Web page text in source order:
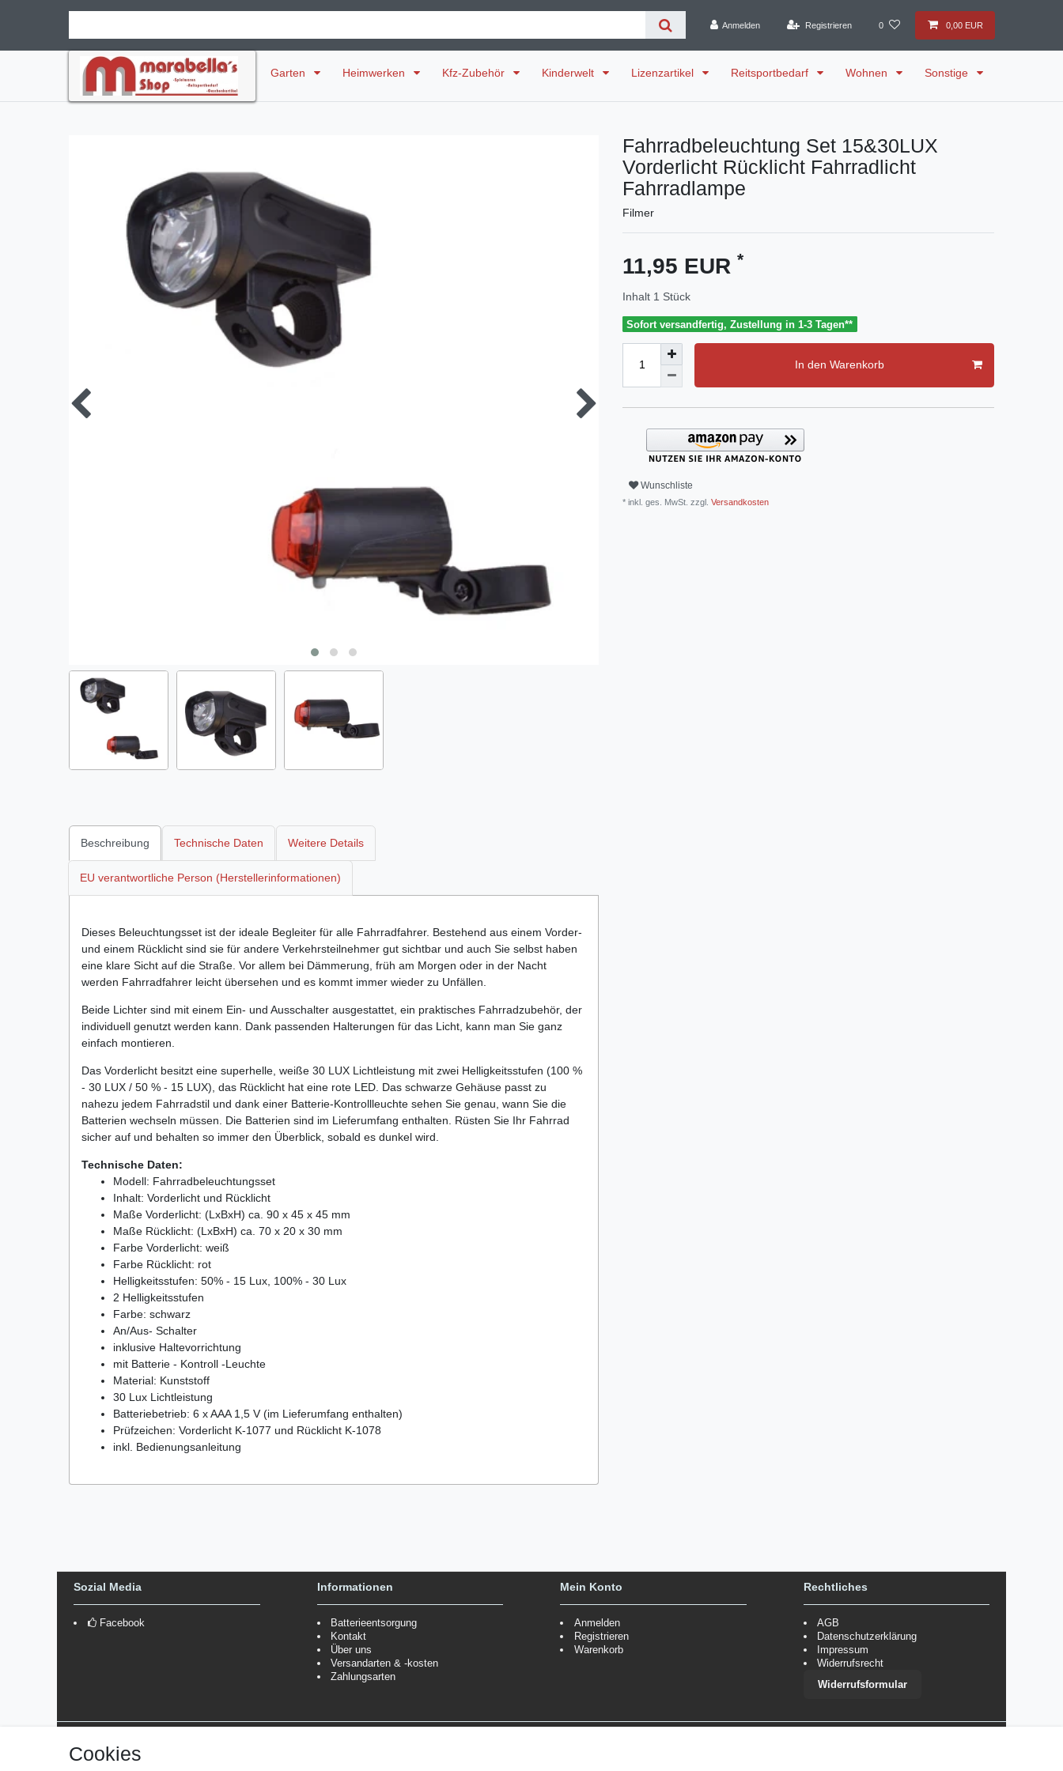
Anmelden Registrieren 0 0,00 EUR
Garten Heimwerken Kfz-Zubehör Kinderwelt Lizenzartikel Reitsportbedarf Wohnen Sonstige
Fahrradbeleuchtung Set 15&30LUX
Vorderlicht Rücklicht Fahrradlicht
Fahrradlampe
Filmer
11,95 EUR *
Inhalt 1 Stück
Sofort versandfertig, Zustellung in 1-3 Tagen**
In den Warenkorb
Wunschliste
* inkl. ges. MwSt. zzgl. Versandkosten
Beschreibung Technische Daten Weitere Details
EU verantwortliche Person (Herstellerinformationen)
Dieses Beleuchtungsset ist der ideale Begleiter für alle Fahrradfahrer. Bestehend aus einem Vorder-
und einem Rücklicht sind sie für andere Verkehrsteilnehmer gut sichtbar und auch Sie selbst haben
eine klare Sicht auf die Straße. Vor allem bei Dämmerung, früh am Morgen oder in der Nacht
werden Fahrradfahrer leicht übersehen und es kommt immer wieder zu Unfällen.
Beide Lichter sind mit einem Ein- und Ausschalter ausgestattet, ein praktisches Fahrradzubehör, der
individuell genutzt werden kann. Dank passenden Halterungen für das Licht, kann man Sie ganz
einfach montieren.
Das Vorderlicht besitzt eine superhelle, weiße 30 LUX Lichtleistung mit zwei Helligkeitsstufen (100 %
- 30 LUX / 50 % - 15 LUX), das Rücklicht hat eine rote LED. Das schwarze Gehäuse passt zu
nahezu jedem Fahrradstil und dank einer Batterie-Kontrollleuchte sehen Sie genau, wann Sie die
Batterien wechseln müssen. Die Batterien sind im Lieferumfang enthalten. Rüsten Sie Ihr Fahrrad
sicher auf und behalten so immer den Überblick, sobald es dunkel wird.
Technische Daten:
Modell: Fahrradbeleuchtungsset
Inhalt: Vorderlicht und Rücklicht
Maße Vorderlicht: (LxBxH) ca. 90 x 45 x 45 mm
Maße Rücklicht: (LxBxH) ca. 70 x 20 x 30 mm
Farbe Vorderlicht: weiß
Farbe Rücklicht: rot
Helligkeitsstufen: 50% - 15 Lux, 100% - 30 Lux
2 Helligkeitsstufen
Farbe: schwarz
An/Aus- Schalter
inklusive Haltevorrichtung
mit Batterie - Kontroll -Leuchte
Material: Kunststoff
30 Lux Lichtleistung
Batteriebetrieb: 6 x AAA 1,5 V (im Lieferumfang enthalten)
Prüfzeichen: Vorderlicht K-1077 und Rücklicht K-1078
inkl. Bedienungsanleitung
Sozial Media
Facebook
Informationen
Batterieentsorgung
Kontakt
Über uns
Versandarten & -kosten
Zahlungsarten
Mein Konto
Anmelden
Registrieren
Warenkorb
Rechtliches
AGB
Datenschutzerklärung
Impressum
Widerrufsrecht
Widerrufsformular
*Lieferzeit: 1-3 Werktage / 4-5 Werktage - je nach Artikelgruppe.
Cookies